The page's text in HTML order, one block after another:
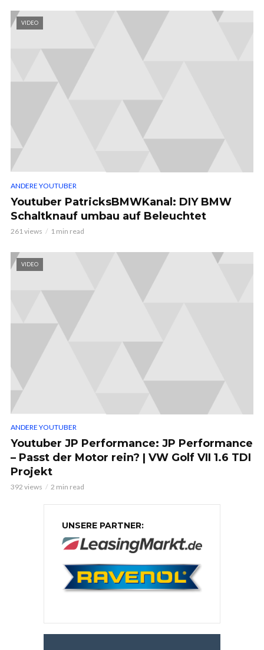
VIDEO
ANDERE YOUTUBER
Youtuber PatricksBMWKanal: DIY BMW
Schaltknauf umbau auf Beleuchtet
261 views 1 min read
VIDEO
ANDERE YOUTUBER
Youtuber JP Performance: JP Performance
– Passt der Motor rein? | VW Golf VII 1.6 TDI
Projekt
392 views 2 min read
UNSERE PARTNER: